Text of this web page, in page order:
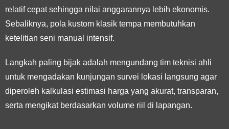
relatif cepat sehingga nilai anggarannya lebih ekonomis.
Sebaliknya, pola kustom klasik tempa membutuhkan
ketelitian seni manual intensif.
Langkah paling bijak adalah mengundang tim teknisi ahli
untuk mengadakan kunjungan survei lokasi langsung agar
diperoleh kalkulasi estimasi harga yang akurat, transparan,
serta mengikat berdasarkan volume riil di lapangan.